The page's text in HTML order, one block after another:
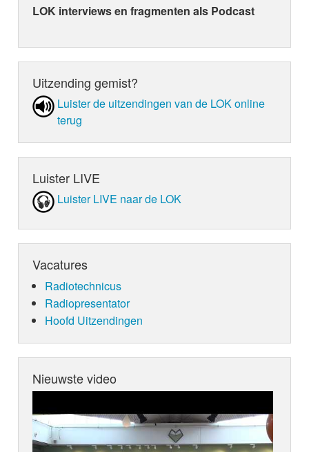
LOK interviews en fragmenten als Podcast
Uitzending gemist?
Luister de uit­zen­din­gen van de LOK online
terug
Luister LIVE
Luister LIVE naar de LOK
Vacatures
Radiotechnicus
Radiopresentator
Hoofd Uitzendingen
Nieuwste video